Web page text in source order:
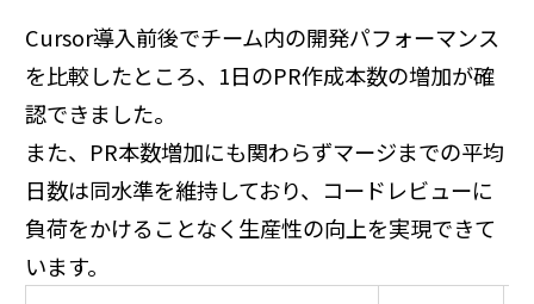
Cursor導入前後でチーム内の開発パフォーマンス
を比較したところ、1日のPR作成本数の増加が確
認できました。
また、PR本数増加にも関わらずマージまでの平均
日数は同水準を維持しており、コードレビューに
負荷をかけることなく生産性の向上を実現できて
います。